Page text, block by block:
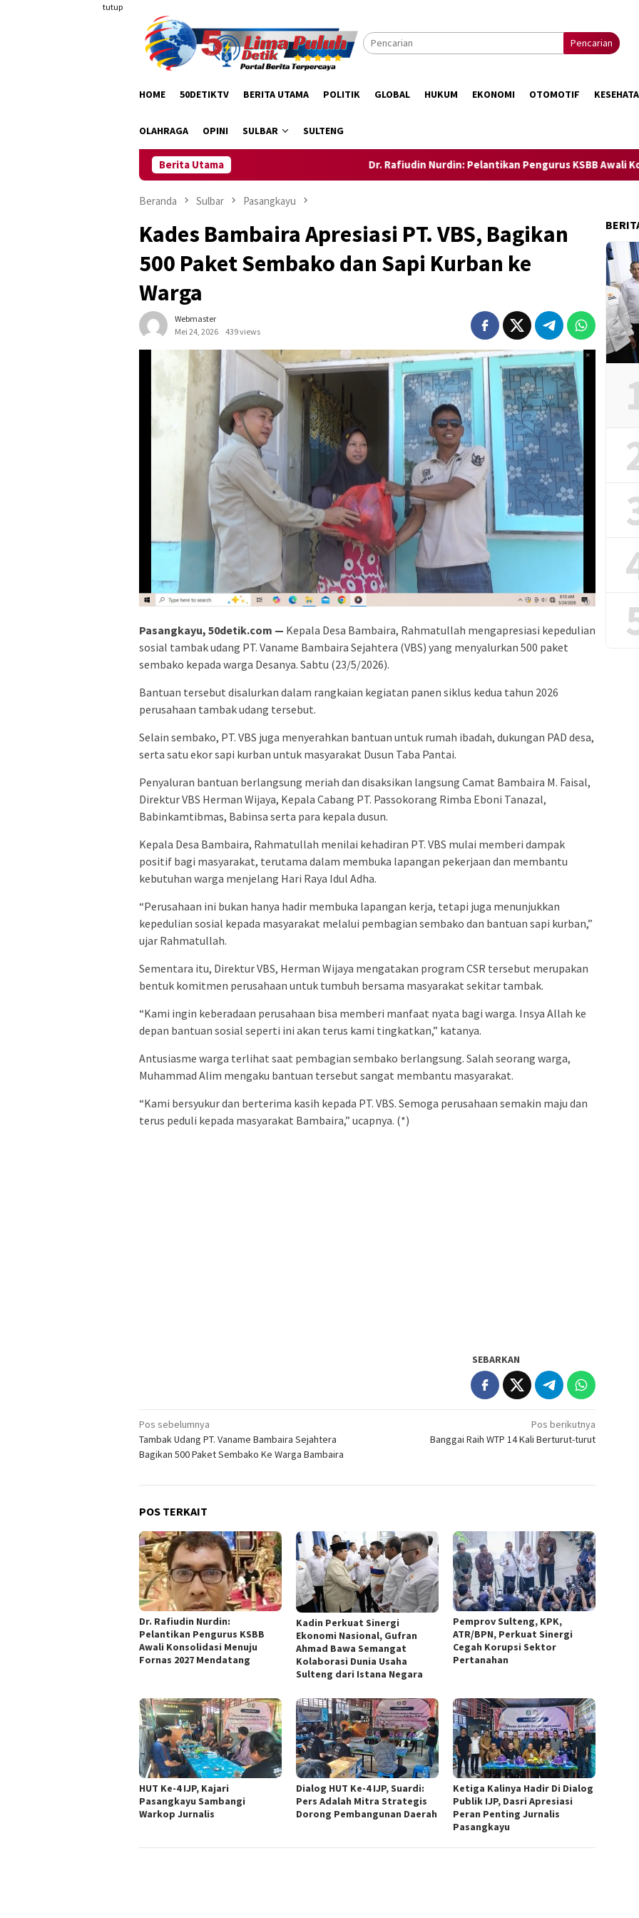
tutup
Pencarian
HOME 50DETIKTV BERITA UTAMA POLITIK GLOBAL HUKUM EKONOMI OTOMOTIF
OLAHRAGA OPINI SULBAR SULTENG
Berita Utama Dr. Rafiudin Nurdin: Pelantikan Pengurus KSBB Awali Konsolidasi
Beranda Sulbar Pasangkayu
Kades Bambaira Apresiasi PT. VBS, Bagikan
500 Paket Sembako dan Sapi Kurban ke
Warga
Webmaster
Mei 24, 2026
439 views
Pasangkayu, 50detik.com — Kepala Desa Bambaira, Rahmatullah mengapresiasi kepedulian
sosial tambak udang PT. Vaname Bambaira Sejahtera (VBS) yang menyalurkan 500 paket
sembako kepada warga Desanya. Sabtu (23/5/2026).
Bantuan tersebut disalurkan dalam rangkaian kegiatan panen siklus kedua tahun 2026
perusahaan tambak udang tersebut.
Selain sembako, PT. VBS juga menyerahkan bantuan untuk rumah ibadah, dukungan PAD desa,
serta satu ekor sapi kurban untuk masyarakat Dusun Taba Pantai.
Penyaluran bantuan berlangsung meriah dan disaksikan langsung Camat Bambaira M. Faisal,
Direktur VBS Herman Wijaya, Kepala Cabang PT. Passokorang Rimba Eboni Tanazal,
Babinkamtibmas, Babinsa serta para kepala dusun.
Kepala Desa Bambaira, Rahmatullah menilai kehadiran PT. VBS mulai memberi dampak
positif bagi masyarakat, terutama dalam membuka lapangan pekerjaan dan membantu
kebutuhan warga menjelang Hari Raya Idul Adha.
“Perusahaan ini bukan hanya hadir membuka lapangan kerja, tetapi juga menunjukkan
kepedulian sosial kepada masyarakat melalui pembagian sembako dan bantuan sapi kurban,”
ujar Rahmatullah.
Sementara itu, Direktur VBS, Herman Wijaya mengatakan program CSR tersebut merupakan
bentuk komitmen perusahaan untuk tumbuh bersama masyarakat sekitar tambak.
“Kami ingin keberadaan perusahaan bisa memberi manfaat nyata bagi warga. Insya Allah ke
depan bantuan sosial seperti ini akan terus kami tingkatkan,” katanya.
Antusiasme warga terlihat saat pembagian sembako berlangsung. Salah seorang warga,
Muhammad Alim mengaku bantuan tersebut sangat membantu masyarakat.
“Kami bersyukur dan berterima kasih kepada PT. VBS. Semoga perusahaan semakin maju dan
terus peduli kepada masyarakat Bambaira,” ucapnya. (*)
SEBARKAN
Navigasi
pos
Pos sebelumnya
Tambak Udang PT. Vaname Bambaira Sejahtera
Bagikan 500 Paket Sembako Ke Warga Bambaira
Pos berikutnya
Banggai Raih WTP 14 Kali Berturut-turut
POS TERKAIT
Dr. Rafiudin Nurdin:
Pelantikan Pengurus KSBB
Awali Konsolidasi Menuju
Fornas 2027 Mendatang
Kadin Perkuat Sinergi
Ekonomi Nasional, Gufran
Ahmad Bawa Semangat
Kolaborasi Dunia Usaha
Sulteng dari Istana Negara
Pemprov Sulteng, KPK,
ATR/BPN, Perkuat Sinergi
Cegah Korupsi Sektor
Pertanahan
HUT Ke-4 IJP, Kajari
Pasangkayu Sambangi
Warkop Jurnalis
Dialog HUT Ke-4 IJP, Suardi:
Pers Adalah Mitra Strategis
Dorong Pembangunan Daerah
Ketiga Kalinya Hadir Di Dialog
Publik IJP, Dasri Apresiasi
Peran Penting Jurnalis
Pasangkayu